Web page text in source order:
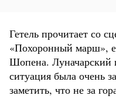
Гетель прочитает со
«Похоронный марш»,
Шопена. Луначарский
ситуация была очень
заметить, что не за